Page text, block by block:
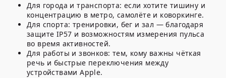
Для города и транспорта: если хотите тишину и
концентрацию в метро, самолёте и коворкинге.
Для спорта: тренировки, бег и зал — благодаря
защите IP57 и возможностям измерения пульса
во время активностей.
Для работы и звонков: тем, кому важны чёткая
речь и быстрые переключения между
устройствами Apple.